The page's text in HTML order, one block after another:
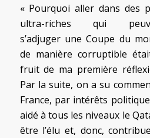
« Pourquoi aller dans des
ultra-riches qui
s’adjuger une Coupe du
de manière corruptible
fruit de ma première
Par la suite, on a su
France, par intérêts
aidé à tous les niveaux le
être l’élu et, donc,